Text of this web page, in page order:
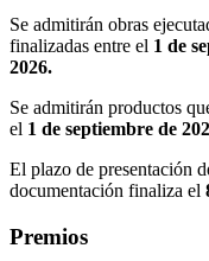
Se admitirán obras
finalizadas entre el 1 de
2026.
Se admitirán productos
el 1 de septiembre de
El plazo de presentación
documentación finaliza el
Premios